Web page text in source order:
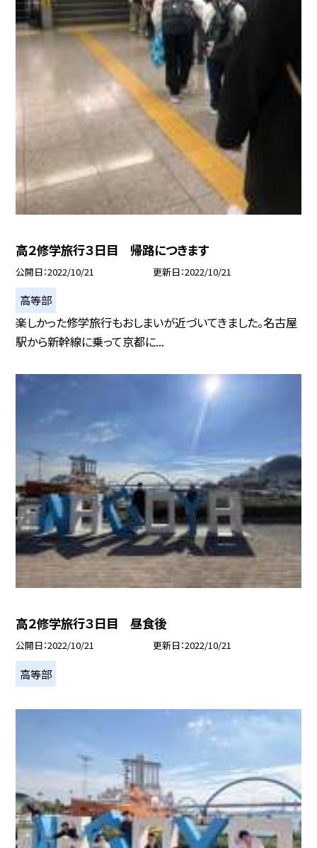
高２修学旅行３日目 帰路につきます
公開日 2022/10/21 更新日 2022/10/21
高等部
楽しかった修学旅行もおしまいが近づいてきました。名古屋
駅から新幹線に乗って京都に...
高２修学旅行３日目 昼食後
公開日 2022/10/21 更新日 2022/10/21
高等部